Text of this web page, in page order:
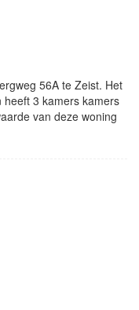
56A te Zeist. Het
heeft 3 kamers kamers
van deze woning